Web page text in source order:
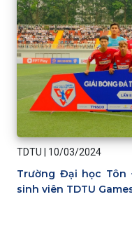
TDTU 10/03/2024
Trường Đại học Tôn
sinh viên TDTU